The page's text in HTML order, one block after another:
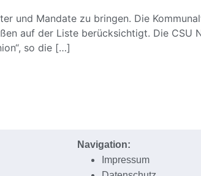
und Mandate zu bringen. Die
auf der Liste berücksichtigt. Die CSU
so die […]
Navigation:
Impressum